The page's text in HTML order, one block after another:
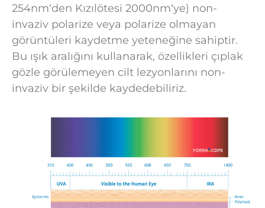
254nm‘den Kızılötesi 2000nm‘ye) non-
invaziv polarize veya polarize olmayan
görüntüleri kaydetme yeteneğine sahiptir.
Bu ışık aralığını kullanarak, özellikleri çıplak
gözle görülemeyen cilt lezyonlarını non-
invaziv bir şekilde kaydedebiliriz.